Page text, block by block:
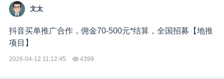
文太
抖音买单推广合作，佣金70-500元*结算，全国招募【地推
项目】
2026-04-12 11:12:45 4399